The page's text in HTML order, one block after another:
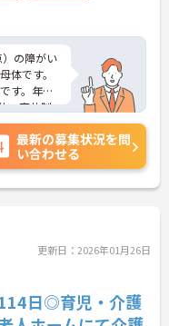
の障がい
体です。
す。年間
・育休制
の両立も
キャリア
から60代
す。ご興
お気軽に
最新の募集状況を問
い合わせる
更新日：2026年01月26日
114日◎育児・介護